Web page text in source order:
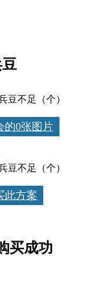
豆不足（个）
的0张图片
豆不足（个）
此方案
买成功